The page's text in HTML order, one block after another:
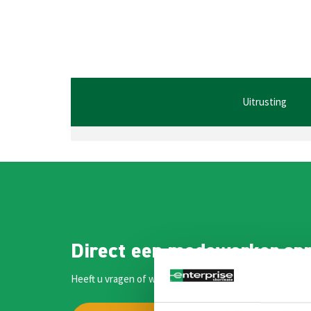
Uitrusting
Direct een medewerker
Heeft u vragen of wilt u meer informatie? Onze